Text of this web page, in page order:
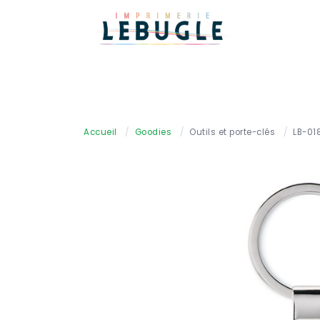
Accueil / Goodies / Outils et porte-clés / LB-